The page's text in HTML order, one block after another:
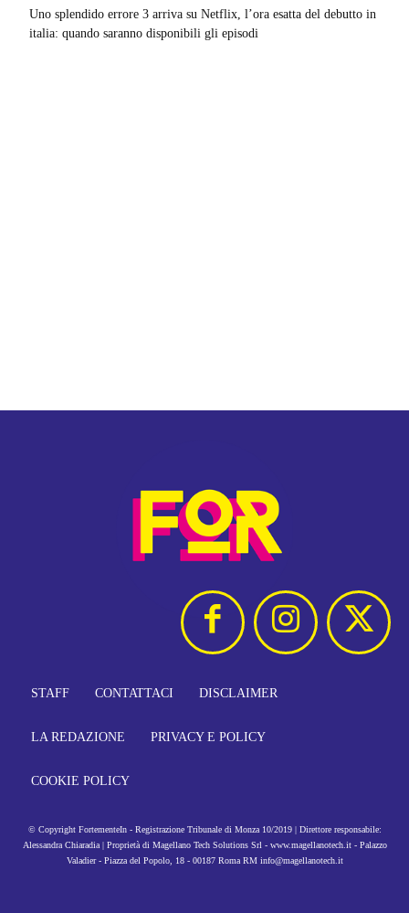
Uno splendido errore 3 arriva su Netflix, l’ora esatta del debutto in
italia: quando saranno disponibili gli episodi
STAFF CONTATTACI DISCLAIMER
LA REDAZIONE PRIVACY E POLICY
COOKIE POLICY
© Copyright FortementeIn - Registrazione Tribunale di Monza 10/2019 | Direttore responsabile:
Alessandra Chiaradia | Proprietà di Magellano Tech Solutions Srl - www.magellanotech.it - Palazzo
Valadier - Piazza del Popolo, 18 - 00187 Roma RM info@magellanotech.it